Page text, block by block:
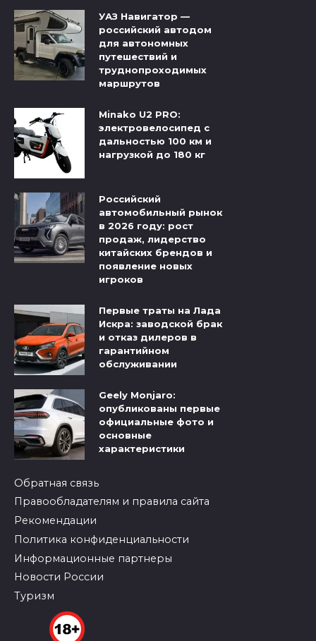
УАЗ Навигатор —
российский автодом
для автономных
путешествий и
труднопроходимых
маршрутов
Minako U2 PRO:
электровелосипед с
дальностью 100 км и
нагрузкой до 180 кг
Российский
автомобильный рынок
в 2026 году: рост
продаж, лидерство
китайских брендов и
появление новых
игроков
Первые траты на Лада
Искра: заводской брак
и отказ дилеров в
гарантийном
обслуживании
Geely Monjaro:
опубликованы первые
официальные фото и
основные
характеристики
Обратная связь
Правообладателям и правила сайта
Рекомендации
Политика конфиденциальности
Информационные партнеры
Новости России
Туризм